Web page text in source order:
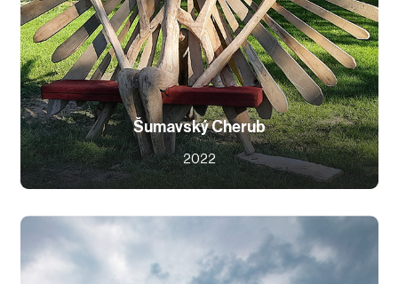
Šumavský Cherub
2022